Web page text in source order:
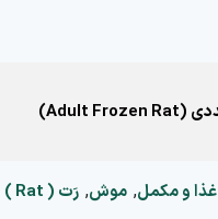
غذا و مکمل, موش, رَت ( Rat )